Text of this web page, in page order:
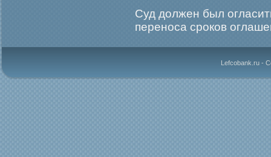
Суд должен был
переноса срοков
Lefcobank.ru -